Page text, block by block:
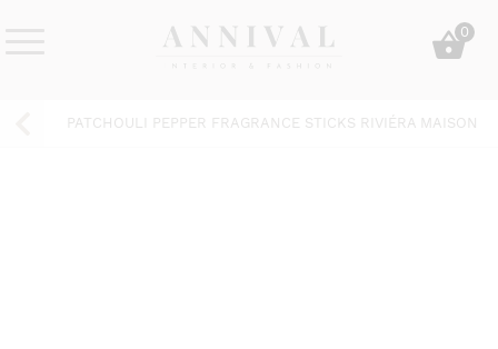
&
0
PATCHOULI PEPPER FRAGRANCE STICKS RIVIÉRA MAISON